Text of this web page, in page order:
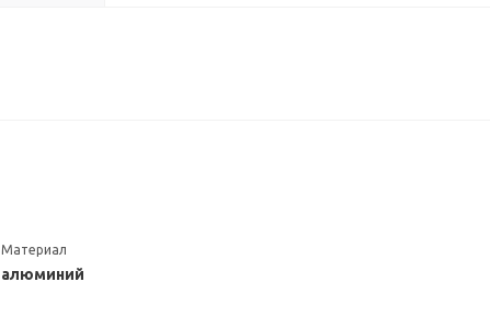
Материал
алюминий